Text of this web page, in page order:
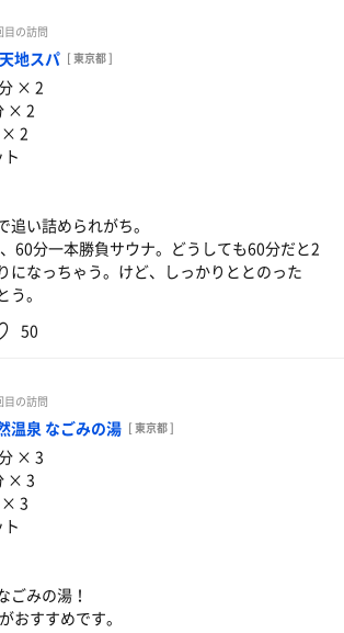
になってしまいますね。
目の訪問
地スパ [ 東京都 ]
× 2
× 2
× 2
追い詰められがち。
60分一本勝負サウナ。どうしても60分だと2
になっちゃう。けど、しっかりととのった
う。
50
目の訪問
温泉 なごみの湯 [ 東京都 ]
× 3
× 3
× 3
ごみの湯！
おすすめです。